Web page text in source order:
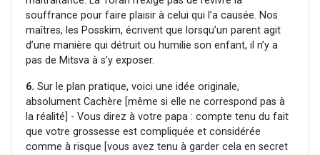
souffrance pour faire plaisir à celui qui l’a causée. Nos
maîtres, les Posskim, écrivent que lorsqu’un parent agit
d’une manière qui détruit ou humilie son enfant, il n’y a
pas de Mitsva à s’y exposer.
6. Sur le plan pratique, voici une idée originale,
absolument Cachère [même si elle ne correspond pas à
la réalité] - Vous direz à votre papa : compte tenu du fait
que votre grossesse est compliquée et considérée
comme à risque [vous avez tenu à garder cela en secret